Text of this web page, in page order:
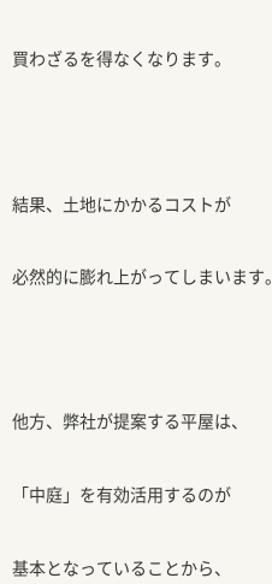
買わざるを得なくなります。
結果、土地にかかるコストが
必然的に膨れ上がってしまいます。
他方、弊社が提案する平屋は、
「中庭」を有効活用するのが
基本となっていることから、